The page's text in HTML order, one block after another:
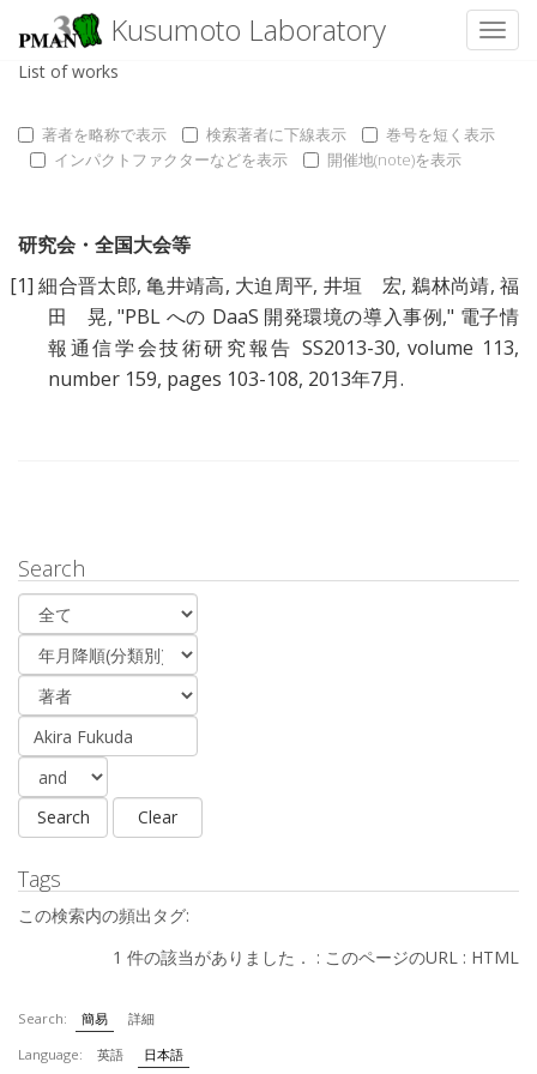
Kusumoto Laboratory
List of works
著者を略称で表示 検索著者に下線表示
巻号を短く表示
インパクトファクターなどを表示
開催地(note)を表示
研究会・全国大会等
[1] 細合晋太郎,亀井靖高, 大迫周平, 井垣 宏,鵜林尚靖,福
田 晃, "PBL への DaaS 開発環境の導入事例," 電子情
報通信学会技術研究報告 SS2013-30, volume 113,
number 159, pages 103-108, 2013年7月.
Search
Tags
この検索内の頻出タグ:
1 件の該当がありました． : このページのURL : HTML
Search: 簡易
詳細
Language:
英語 日本語